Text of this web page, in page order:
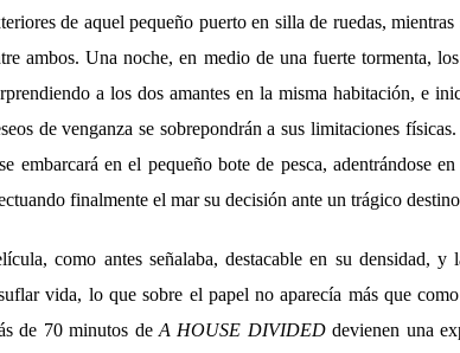
de aquel pequeño puerto en silla de ruedas,
ambos. Una noche, en medio de una fuerte tormenta,
a los dos amantes en la misma habitación, e
de venganza se sobrepondrán a sus limitaciones
embarcará en el pequeño bote de pesca, adentrándose
finalmente el mar su decisión ante un trágico
como antes señalaba, destacable en su densidad,
vida, lo que sobre el papel no aparecía más que
de 70 minutos de A HOUSE DIVIDEDdevienen una